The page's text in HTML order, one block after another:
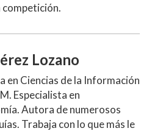
Lozano
en Ciencias de la Información
Especialista en
Autora de numerosos
Trabaja con lo que más le